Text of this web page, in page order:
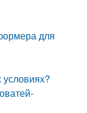
для